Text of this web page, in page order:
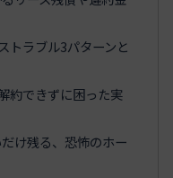
トラブル3パターンと
約できずに困った実
け残る、恐怖のホー